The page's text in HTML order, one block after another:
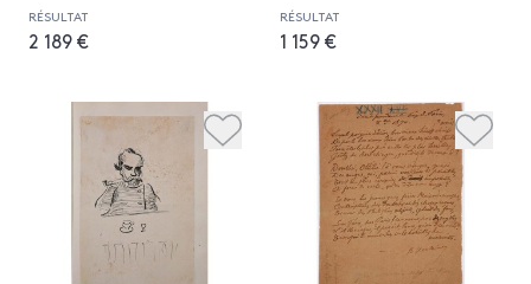
RÉSULTAT
2 189 €
RÉSULTAT
1 159 €